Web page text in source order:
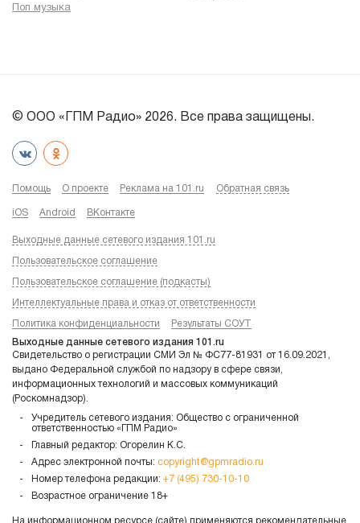
Поп музыка
© ООО «ГПМ Радио» 2026. Все права защищены.
Помощь О проекте Реклама на 101.ru Обратная связь
iOS Android ВКонтакте
Выходные данные сетевого издания 101.ru
Пользовательское соглашение
Пользовательское соглашение (подкасты)
Интеллектуальные права и отказ от ответственности
Политика конфиденциальности Результаты СОУТ
Выходные данные сетевого издания 101.ru
Свидетельство о регистрации СМИ Эл № ФС77-81931 от 16.09.2021,
выдано Федеральной службой по надзору в сфере связи,
информационных технологий и массовых коммуникаций
(Роскомнадзор).
Учредитель сетевого издания: Общество с ограниченной
ответственностью «ГПМ Радио»
Главный редактор: Огорелин К.С.
Адрес электронной почты: copyright@gpmradio.ru
Номер телефона редакции: +7 (495) 730-10-10
Возрастное ограничение 18+